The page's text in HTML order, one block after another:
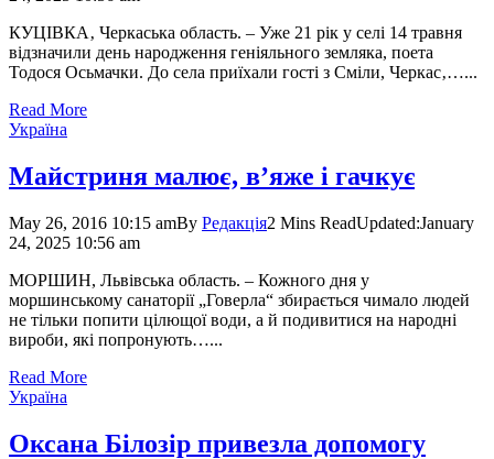
КУЦІВКА‚ Черкаська область. – Уже 21 рік у селі 14 травня
відзначили день народження геніяльного земляка, поета
Тодося Осьмачки. До села приїхали гості з Сміли, Черкас‚…...
Read More
Україна
Майстриня малює‚ в’яже і гачкує
May 26, 2016 10:15 amBy Редакція2 Mins ReadUpdated:January
24, 2025 10:56 am
МОРШИН, Львівська область. – Кожного дня у
моршинському санаторії „Говерла“ збирається чимало людей
не тільки попити цілющої води, а й подивитися на народні
вироби, які попронують…...
Read More
Україна
Оксана Білозір привезла допомогу